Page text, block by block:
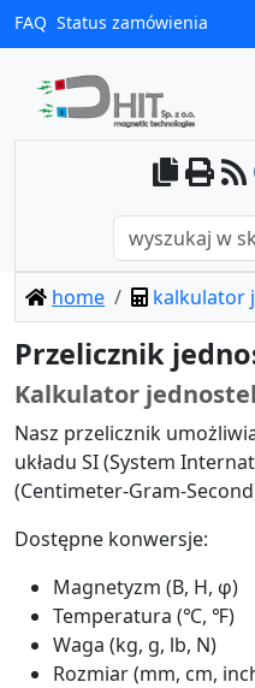
FAQ Status zamówienia
home kalkulator
Przelicznik
Kalkulator
Nasz przelicznik
układu SI (System
(Centimeter-Gram-
Dostępne konwersje:
Magnetyzm (B, H, φ)
Temperatura (℃, ℉)
Waga (kg, g, lb, N)
Rozmiar (mm, cm,